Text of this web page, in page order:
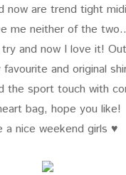
now are trend tight
me neither of the
and now I love it!
and original
the sport touch with
bag, hope you like!
a nice weekend girls ♥